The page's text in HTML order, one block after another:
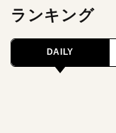
ランキング
DAILY